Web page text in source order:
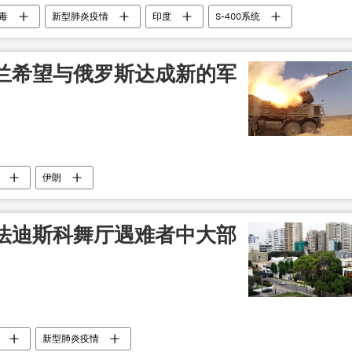
新型肺炎疫情 印度 S-400系统
希望与俄罗斯达成新的军
伊朗
迪斯科舞厅遇难者中大部
新型肺炎疫情